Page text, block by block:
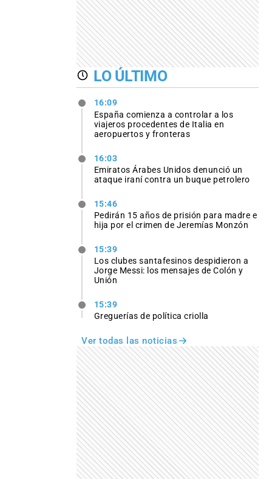
LO ÚLTIMO
16:09
España comienza a controlar a los
viajeros procedentes de Italia en
aeropuertos y fronteras
16:03
Emiratos Árabes Unidos denunció un
ataque iraní contra un buque petrolero
15:46
Pedirán 15 años de prisión para madre e
hija por el crimen de Jeremías Monzón
15:39
Los clubes santafesinos despidieron a
Jorge Messi: los mensajes de Colón y
Unión
15:39
Greguerías de política criolla
Ver todas las noticias